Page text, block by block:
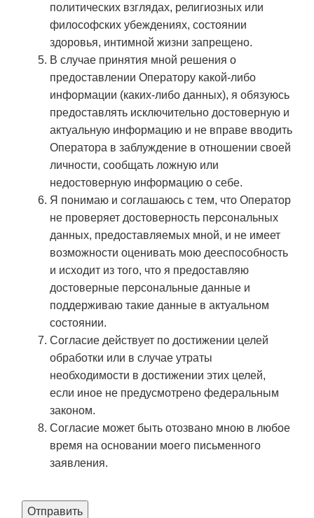
политических взглядах, религиозных или
философских убеждениях, состоянии
здоровья, интимной жизни запрещено.
В случае принятия мной решения о
предоставлении Оператору какой-либо
информации (каких-либо данных), я обязуюсь
предоставлять исключительно достоверную и
актуальную информацию и не вправе вводить
Оператора в заблуждение в отношении своей
личности, сообщать ложную или
недостоверную информацию о себе.
Я понимаю и соглашаюсь с тем, что Оператор
не проверяет достоверность персональных
данных, предоставляемых мной, и не имеет
возможности оценивать мою дееспособность
и исходит из того, что я предоставляю
достоверные персональные данные и
поддерживаю такие данные в актуальном
состоянии.
Согласие действует по достижении целей
обработки или в случае утраты
необходимости в достижении этих целей,
если иное не предусмотрено федеральным
законом.
Согласие может быть отозвано мною в любое
время на основании моего письменного
заявления.
Отправить